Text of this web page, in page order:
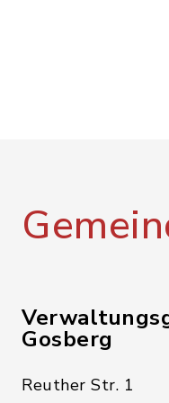
Gosberg
Reuther Str. 1